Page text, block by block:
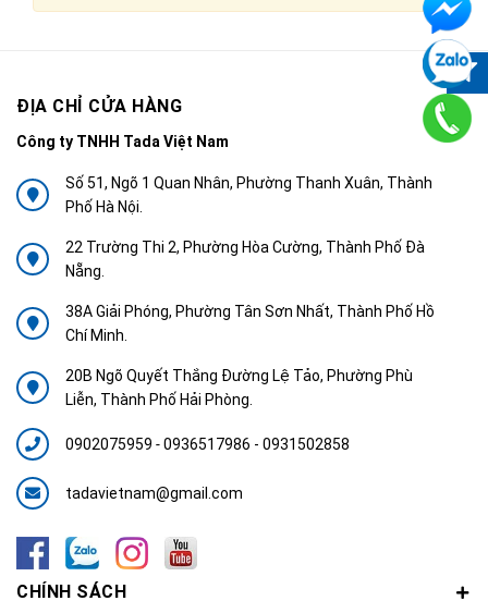
ĐỊA CHỈ CỬA HÀNG
Công ty TNHH Tada Việt Nam
Số 51, Ngõ 1 Quan Nhân, Phường Thanh Xuân, Thành
Phố Hà Nội.
22 Trường Thi 2, Phường Hòa Cường, Thành Phố Đà
Nẵng.
38A Giải Phóng, Phường Tân Sơn Nhất, Thành Phố Hồ
Chí Minh.
20B Ngõ Quyết Thắng Đường Lệ Tảo, Phường Phù
Liễn, Thành Phố Hải Phòng.
0902075959 -0936517986 - 0931502858
tadavietnam@gmail.com
CHÍNH SÁCH